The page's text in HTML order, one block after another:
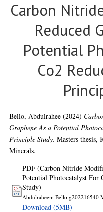
Carbon
Reduced
Potential
Co2
Bello, Abdulrahee (2024)
Graphene As a Potential
Principle Study. Masters thesis,
Minerals.
PDF (Carbon Nitride
Potential Photocatalyst
Study)
Abdulraheem Bello g202216540
Download (5MB)